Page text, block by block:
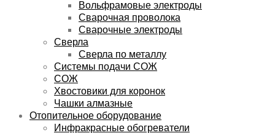
Вольфрамовые электроды
Сварочная проволока
Сварочные электроды
Сверла
Сверла по металлу
Системы подачи СОЖ
СОЖ
Хвостовики для коронок
Чашки алмазные
Отопительное оборудование
Инфракрасные обогреватели